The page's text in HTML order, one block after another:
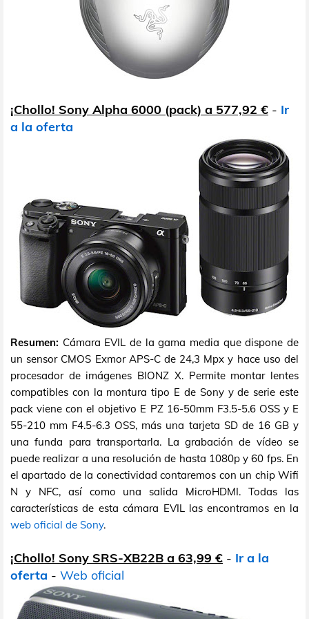
¡Chollo! Sony Alpha 6000 (pack) a 577,92 € - Ir
a la oferta
Resumen: Cámara EVIL de la gama media que dispone de
un sensor CMOS Exmor APS-C de 24,3 Mpx y hace uso del
procesador de imágenes BIONZ X. Permite montar lentes
compatibles con la montura tipo E de Sony y de serie este
pack viene con el objetivo E PZ 16-50mm F3.5-5.6 OSS y E
55-210 mm F4.5-6.3 OSS, más una tarjeta SD de 16 GB y
una funda para transportarla. La grabación de vídeo se
puede realizar a una resolución de hasta 1080p y 60 fps. En
el apartado de la conectividad contaremos con un chip Wifi
N y NFC, así como una salida MicroHDMI. Todas las
características de esta cámara EVIL las encontramos en la
web oficial de Sony.
¡Chollo! Sony SRS-XB22B a 63,99 € - Ir a la
oferta - Web oficial